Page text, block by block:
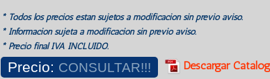
* Todos los precios estan sujetos a modificación sin previo aviso.
* Información sujeta a modificación sin previo aviso.
* Precio final IVA INCLUIDO.
Precio: CONSULTAR!!! Descargar